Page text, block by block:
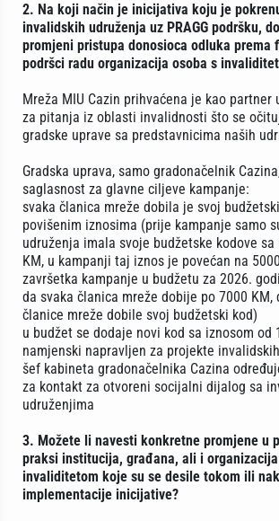
2. Na koji način je inicijativa koju je
invalidskih udruženja uz PRAGG podršku,
promjeni pristupa donosioca odluka prema
podršci radu organizacija osoba s
Mreža MIU Cazin prihvaćena je kao partner
za pitanja iz oblasti invalidnosti što se
gradske uprave sa predstavnicima naših
Gradska uprava, samo gradonačelnik
saglasnost za glavne ciljeve kampanje:
svaka članica mreže dobila je svoj
povišenim iznosima (prije kampanje samo
udruženja imala svoje budžetske kodove sa
KM, u kampanji taj iznos je povećan na
završetka kampanje u budžetu za 2026.
da svaka članica mreže dobije po 7000 KM,
članice mreže dobile svoj budžetski kod)
u budžet se dodaje novi kod sa iznosom od
namjenski napravljen za projekte
šef kabineta gradonačelnika Cazina
za kontakt za otvoreni socijalni dijalog sa
udruženjima
3. Možete li navesti konkretne promjene u
praksi institucija, građana, ali i organizacija
invaliditetom koje su se desile tokom ili
implementacije inicijative?